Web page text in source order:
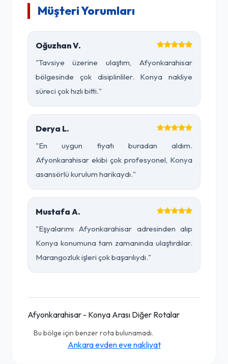
Müşteri Yorumları
Oğuzhan V.
"Tavsiye üzerine ulaştım, Afyonkarahisar
bölgesinde çok disiplinliler. Konya nakliye
süreci çok hızlı bitti."
Derya L.
"En uygun fiyatı buradan aldım.
Afyonkarahisar ekibi çok profesyonel, Konya
asansörlü kurulum harikaydı."
Mustafa A.
"Eşyalarımı Afyonkarahisar adresinden alıp
Konya konumuna tam zamanında ulaştırdılar.
Marangozluk işleri çok başarılıydı."
Afyonkarahisar - Konya Arası Diğer Rotalar
Bu bölge için benzer rota bulunamadı.
Ankara evden eve nakliyat